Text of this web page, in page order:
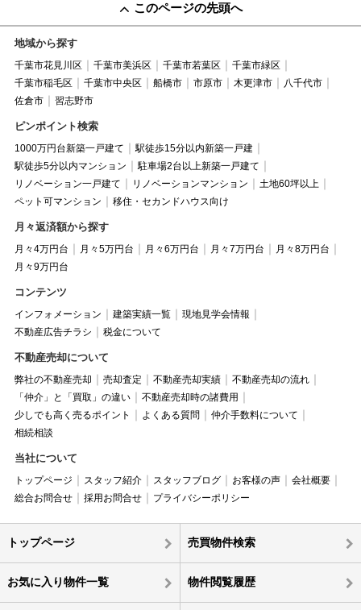
このページの先頭へ
地域から探す
千葉市花見川区 千葉市美浜区 千葉市若葉区
千葉市緑区
千葉市稲毛区
千葉市中央区 船橋市 市原市 木更津市
八千代市
佐倉市
習志野市
ピンポイント検索
1000万円台新築一戸建て
駅徒歩15分以内新築一戸建
駅徒歩5分以内マンション
駐車場2台以上新築一戸建て
リノベーション一戸建て
リノベーションマンション
土地60坪以上
ペット可マンション
移住・セカンドハウス向け
月々返済額から探す
月々4万円台 月々5万円台 月々6万円台 月々7万円台
月々8万円台
月々9万円台
コンテンツ
インフォメーション 建築実績一覧
現地見学会情報
不動産広告チラシ
税金について
不動産売却について
弊社の不動産売却 売却査定 不動産売却実績
不動産売却の流れ
「仲介」と「買取」の違い
不動産売却時の諸費用
少しでも高く売るポイント
よくある質問
仲介手数料について
相続相談
当社について
トップページ スタッフ紹介 スタッフブログ お客様の声
会社概要
総合お問合せ
採用お問合せ プライバシーポリシー
トップページ 売買物件検索
お気に入り物件一覧 物件閲覧履歴